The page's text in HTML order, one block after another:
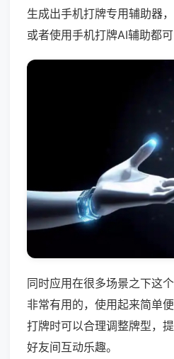
生成出手机打牌专用辅助器
或者使用手机打牌AI辅助都可
同时应用在很多场景之下这
非常有用的，使用起来简单
打牌时可以合理调整牌型，
好友间互动乐趣。